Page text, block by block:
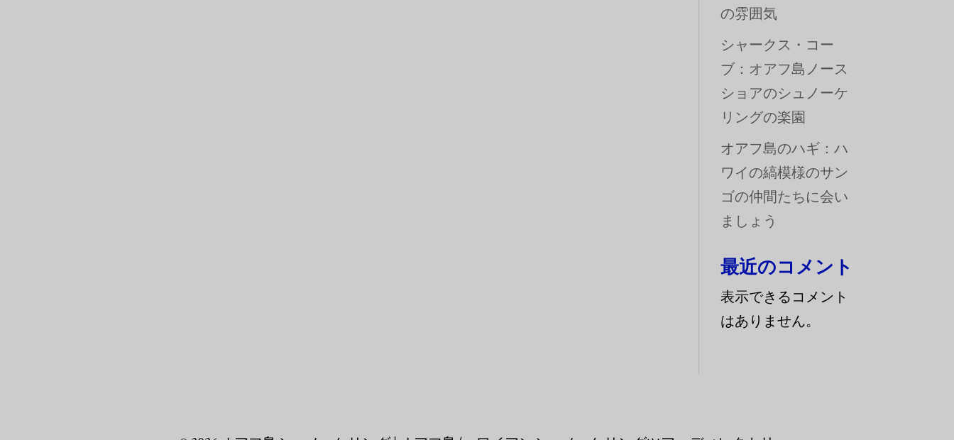
の雰囲気
シャークス・コー
ブ：オアフ島ノース
ショアのシュノーケ
リングの楽園
オアフ島のハギ：ハ
ワイの縞模様のサン
ゴの仲間たちに会い
ましょう
最近のコメント
表示できるコメント
はありません。